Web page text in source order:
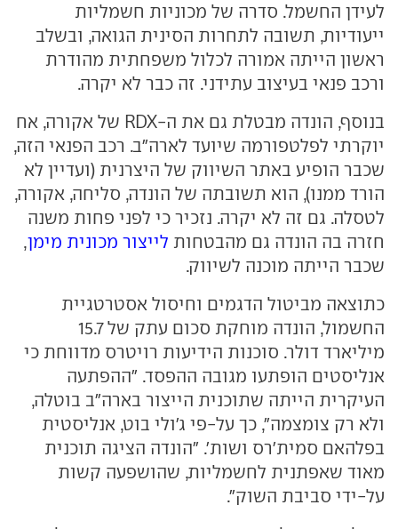
לעידן החשמל. סדרה של מכוניות חשמליות
ייעודיות, תשובה לתחרות הסינית הגואה, ובשלב
ראשון הייתה אמורה לכלול משפחתית מהודרת
ורכב פנאי בעיצוב עתידני. זה כבר לא יקרה.
בנוסף, הונדה מבטלת גם את ה-RDX של אקורה, אח
יוקרתי לפלטפורמה שיועד לארה"ב. רכב הפנאי הזה,
שכבר הופיע באתר השיווק של היצרנית (ועדיין לא
הורד ממנו), הוא תשובתה של הונדה, סליחה, אקורה,
לטסלה. גם זה לא יקרה. נזכיר כי לפני פחות משנה
חזרה בה הונדה גם מהבטחות לייצור מכונית מימן,
שכבר הייתה מוכנה לשיווק.
כתוצאה מביטול הדגמים וחיסול אסטרטגיית
החשמול, הונדה מוחקת סכום עתק של 15.7
מיליארד דולר. סוכנות הידיעות רויטרס מדווחת כי
אנליסטים הופתעו מגובה ההפסד. "ההפתעה
העיקרית הייתה שתוכנית הייצור בארה"ב בוטלה,
ולא רק צומצמה", כך על-פי ג'ולי בוט, אנליסטית
בפלהאם סמית'רס ושות'. "הונדה הציגה תוכנית
מאוד שאפתנית לחשמליות, שהושפעה קשות
על-ידי סביבת השוק".